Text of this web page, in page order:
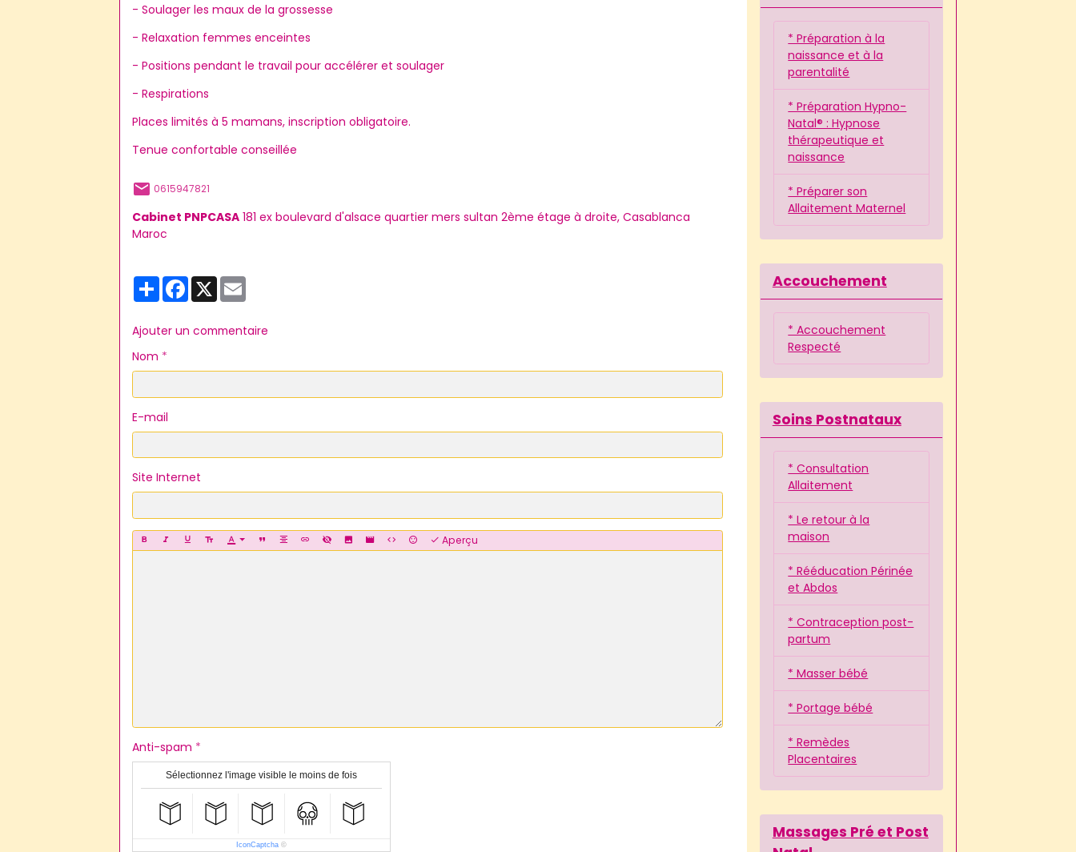
- Soulager les maux de la grossesse
- Relaxation femmes enceintes
- Positions pendant le travail pour accélérer et soulager
- Respirations
Places limités à 5 mamans, inscription obligatoire.
Tenue confortable conseillée
0615947821
Cabinet PNPCASA 181 ex boulevard d'alsace quartier mers sultan 2ème étage à droite, Casablanca
Maroc
PartagerFacebook
X
Ajouter un commentaire
Nom
E-mail
Site Internet
Aperçu
Anti-spam
Sélectionnez l'image visible le moins de fois
IconCaptcha ©
* Préparation à la
naissance et à la
parentalité
* Préparation Hypno-
Natal® : Hypnose
thérapeutique et
naissance
* Préparer son
Allaitement Maternel
Accouchement
* Accouchement
Respecté
Soins Postnataux
* Consultation
Allaitement
* Le retour à la
maison
* Rééducation Périnée
et Abdos
* Contraception post-
partum
* Masser bébé
* Portage bébé
* Remèdes
Placentaires
Massages Pré et Post